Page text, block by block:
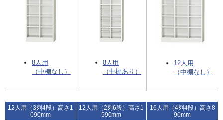
8人用
（中棚なし）
8人用
（中棚あり）
12人用
（中棚なし）
12人用（3列4段）高さ1
090mm
12人用（2列6段）高さ1
590mm
16人用（4列4段）高さ8
90mm